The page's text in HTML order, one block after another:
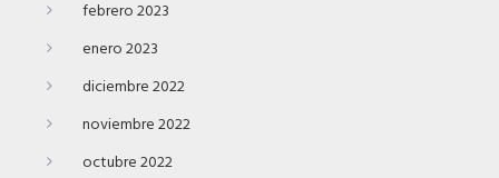
febrero 2023
enero 2023
diciembre 2022
noviembre 2022
octubre 2022